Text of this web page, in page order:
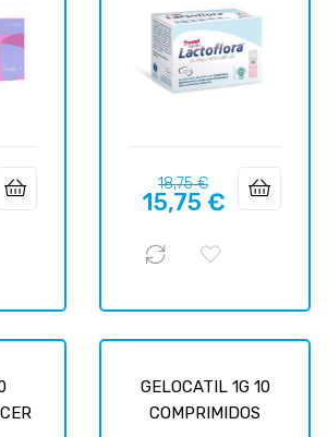
Precio
regular
18,75 €Precio
15,75 €
GELOCATIL 1G 10
COMPRIMIDOS